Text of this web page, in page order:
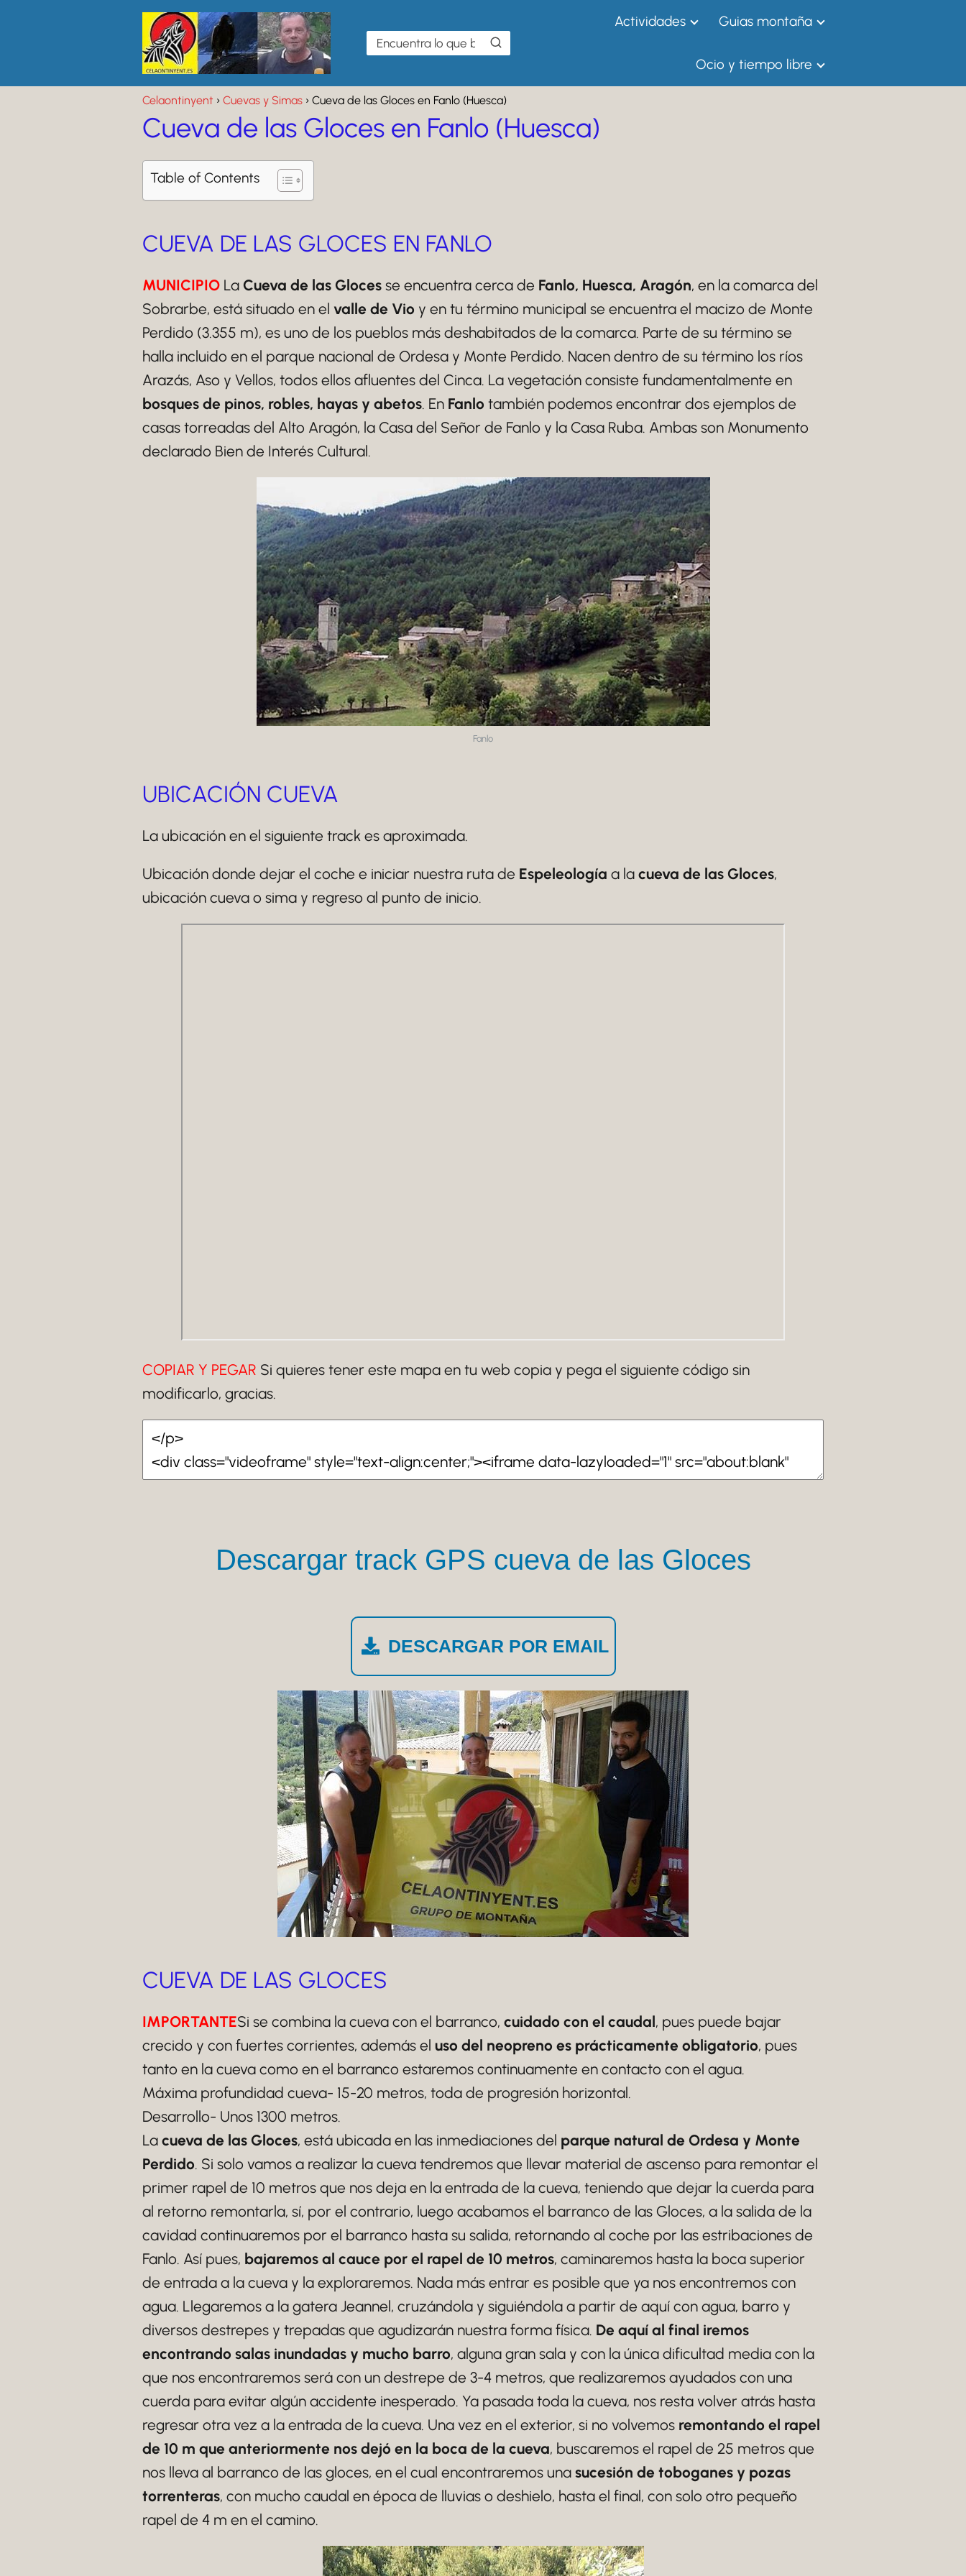
Actividades Guias montaña
Ocio y tiempo libre
Celaontinyent Cuevas y Simas Cueva de las Gloces en Fanlo (Huesca)
Cueva de las Gloces en Fanlo (Huesca)
Table of Contents
CUEVA DE LAS GLOCES EN FANLO
MUNICIPIO La Cueva de las Gloces se encuentra cerca de Fanlo, Huesca, Aragón, en la comarca del
Sobrarbe, está situado en el valle de Vio y en tu término municipal se encuentra el macizo de Monte
Perdido (3.355 m), es uno de los pueblos más deshabitados de la comarca. Parte de su término se
halla incluido en el parque nacional de Ordesa y Monte Perdido. Nacen dentro de su término los ríos
Arazás, Aso y Vellos, todos ellos afluentes del Cinca. La vegetación consiste fundamentalmente en
bosques de pinos, robles, hayas y abetos. En Fanlo también podemos encontrar dos ejemplos de
casas torreadas del Alto Aragón, la Casa del Señor de Fanlo y la Casa Ruba. Ambas son Monumento
declarado Bien de Interés Cultural.
Fanlo
UBICACIÓN CUEVA
La ubicación en el siguiente track es aproximada.
Ubicación donde dejar el coche e iniciar nuestra ruta de Espeleología a la cueva de las Gloces,
ubicación cueva o sima y regreso al punto de inicio.
COPIAR Y PEGAR Si quieres tener este mapa en tu web copia y pega el siguiente código sin
modificarlo, gracias.
Descargar track GPS cueva de las Gloces
DESCARGAR POR EMAIL
CUEVA DE LAS GLOCES
IMPORTANTESi se combina la cueva con el barranco, cuidado con el caudal, pues puede bajar
crecido y con fuertes corrientes, además el uso del neopreno es prácticamente obligatorio, pues
tanto en la cueva como en el barranco estaremos continuamente en contacto con el agua.
Máxima profundidad cueva- 15-20 metros, toda de progresión horizontal.
Desarrollo- Unos 1300 metros.
La cueva de las Gloces, está ubicada en las inmediaciones del parque natural de Ordesa y Monte
Perdido. Si solo vamos a realizar la cueva tendremos que llevar material de ascenso para remontar el
primer rapel de 10 metros que nos deja en la entrada de la cueva, teniendo que dejar la cuerda para
al retorno remontarla, sí, por el contrario, luego acabamos el barranco de las Gloces, a la salida de la
cavidad continuaremos por el barranco hasta su salida, retornando al coche por las estribaciones de
Fanlo. Así pues, bajaremos al cauce por el rapel de 10 metros, caminaremos hasta la boca superior
de entrada a la cueva y la exploraremos. Nada más entrar es posible que ya nos encontremos con
agua. Llegaremos a la gatera Jeannel, cruzándola y siguiéndola a partir de aquí con agua, barro y
diversos destrepes y trepadas que agudizarán nuestra forma física. De aquí al final iremos
encontrando salas inundadas y mucho barro, alguna gran sala y con la única dificultad media con la
que nos encontraremos será con un destrepe de 3-4 metros, que realizaremos ayudados con una
cuerda para evitar algún accidente inesperado. Ya pasada toda la cueva, nos resta volver atrás hasta
regresar otra vez a la entrada de la cueva. Una vez en el exterior, si no volvemos remontando el rapel
de 10 m que anteriormente nos dejó en la boca de la cueva, buscaremos el rapel de 25 metros que
nos lleva al barranco de las gloces, en el cual encontraremos una sucesión de toboganes y pozas
torrenteras, con mucho caudal en época de lluvias o deshielo, hasta el final, con solo otro pequeño
rapel de 4 m en el camino.